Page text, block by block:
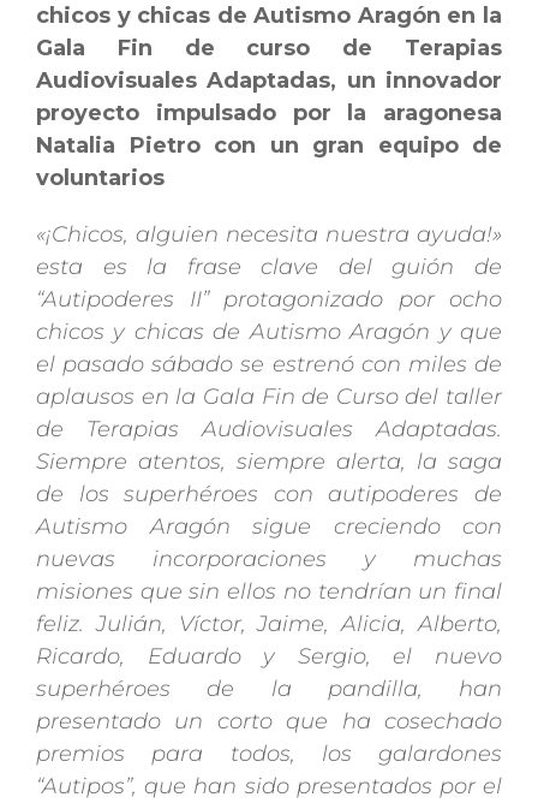
chicos y chicas de Autismo Aragón en la
Gala Fin de curso de Terapias
Audiovisuales Adaptadas, un innovador
proyecto impulsado por la aragonesa
Natalia Pietro con un gran equipo de
voluntarios
«¡Chicos, alguien necesita nuestra ayuda!»
esta es la frase clave del guión de
“Autipoderes II” protagonizado por ocho
chicos y chicas de Autismo Aragón y que
el pasado sábado se estrenó con miles de
aplausos en la Gala Fin de Curso del taller
de Terapias Audiovisuales Adaptadas.
Siempre atentos, siempre alerta, la saga
de los superhéroes con autipoderes de
Autismo Aragón sigue creciendo con
nuevas incorporaciones y muchas
misiones que sin ellos no tendrían un final
feliz. Julián, Víctor, Jaime, Alicia, Alberto,
Ricardo, Eduardo y Sergio, el nuevo
superhéroes de la pandilla, han
presentado un corto que ha cosechado
premios para todos, los galardones
“Autipos”, que han sido presentados por el